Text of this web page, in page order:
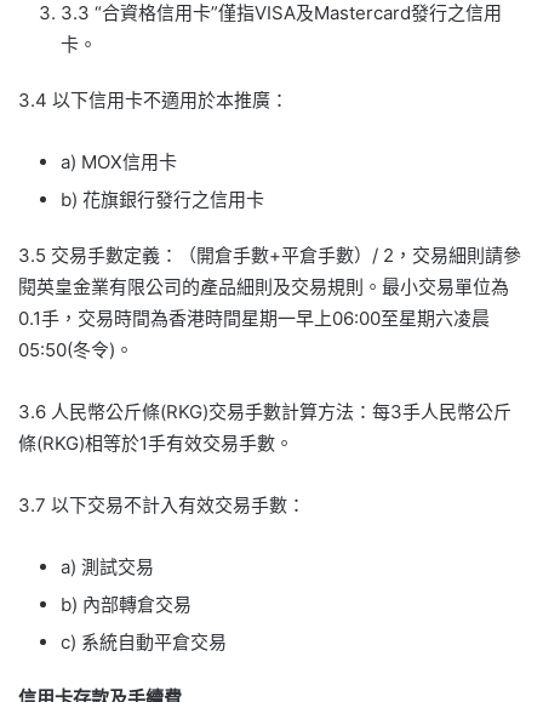
3.3 “合資格信用卡”僅指VISA及Mastercard發行之信用
卡。
3.4 以下信用卡不適用於本推廣：
a) MOX信用卡
b) 花旗銀行發行之信用卡
3.5 交易手數定義：（開倉手數+平倉手數）/ 2，交易細則請參
閱英皇金業有限公司的產品細則及交易規則。最小交易單位為
0.1手，交易時間為香港時間星期一早上06:00至星期六凌晨
05:50(冬令)。
3.6 人民幣公斤條(RKG)交易手數計算方法：每3手人民幣公斤
條(RKG)相等於1手有效交易手數。
3.7 以下交易不計入有效交易手數：
a) 測試交易
b) 內部轉倉交易
c) 系統自動平倉交易